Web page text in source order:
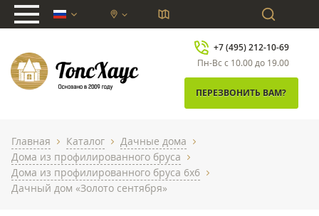
chevron_down
+7 (495) 212-10-69
Пн-Вс с 10.00 до 19.00
ПЕРЕЗВОНИТЬ ВАМ?
Главная chevron_right Каталог chevron_right Дачные дома chevron_right
Дома из профилированного бруса chevron_right
Дома из профилированного бруса 6x6 chevron_right
Дачный дом «Золото сентября»